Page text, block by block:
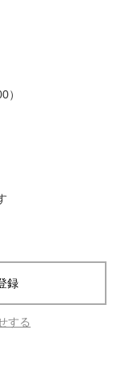
）
する